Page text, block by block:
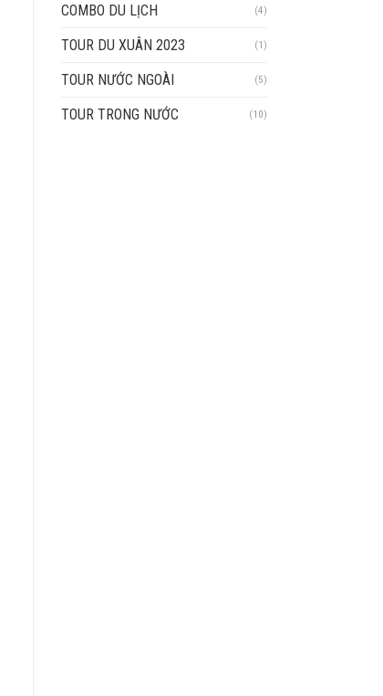
COMBO DU LỊCH (4)
TOUR DU XUÂN 2023 (1)
TOUR NƯỚC NGOÀI (5)
TOUR TRONG NƯỚC (10)